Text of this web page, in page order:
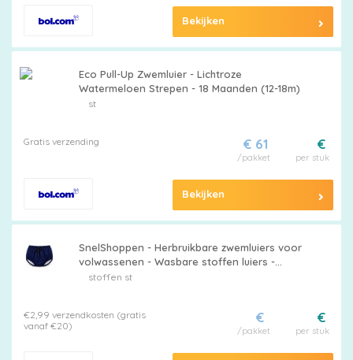
Pampers
korting
Billendoekjes
vergelijken
Bekijken
Eco Pull-Up Zwemluier - Lichtroze
Watermeloen Strepen - 18 Maanden (12-18m)
st
Gratis verzending €
per stuk
€ 61
/pakket
Bekijken
SnelShoppen - Herbruikbare zwemluiers voor
volwassenen - Wasbare stoffen luiers -
Lekvrij - Uniseks pull-ups voor
stoffen st
€2,99 verzendkosten (gratis
vanaf €20)
€
per stuk
€
/pakket